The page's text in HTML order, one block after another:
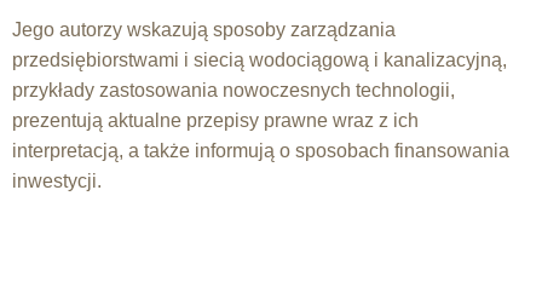
Jego autorzy wskazują sposoby zarządzania
przedsiębiorstwami i siecią wodociągową i kanalizacyjną,
przykłady zastosowania nowoczesnych technologii,
prezentują aktualne przepisy prawne wraz z ich
interpretacją, a także informują o sposobach finansowania
inwestycji.